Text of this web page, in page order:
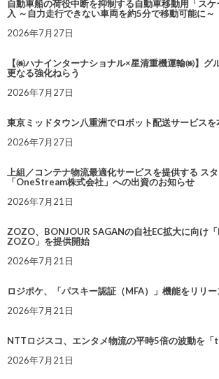
自動車船の荷役中断を抑制する自動車移動用「ス
入 ～自力走行できない車両を約5分で移動可能に～
2026年7月27日
【㈱ハナインターナショナル×星清重機運輸㈱】グ
更なる強化ねらう
2026年7月27日
東京ミッドタウン八重洲でロボット配送サービスを
2026年7月27日
上組／コンテナ物流最適化サービスを提供する ス
「OneStream株式会社」への出資のお知らせ
2026年7月21日
ZOZO、BONJOUR SAGANの自社EC拡大に向け
ZOZO」を提供開始
2026年7月21日
ロジポケ、「パスキー認証（MFA）」機能をリリー
2026年7月21日
NTTロジスコ、エンタメ物流の平時5倍の波動を
2026年7月21日